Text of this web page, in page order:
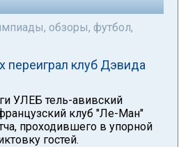
обзоры, футбол,
переиграл клуб Дэвида
УЛЕБ тель-авивский
клуб "Ле-Ман"
проходившего в упорной
гостей.